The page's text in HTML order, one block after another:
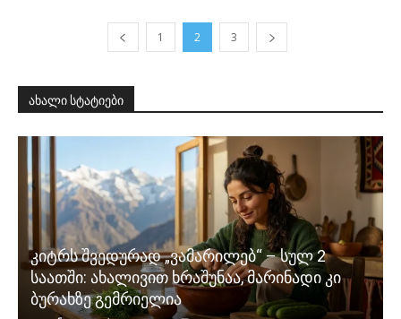
1 2 3
ახალი სტატიები
კიტრს შვედურად „ვამარილებ“ – სულ 2
საათში: ახალივით ხრაშუნაა, მარინადი კი
ბურახზე გემრიელია